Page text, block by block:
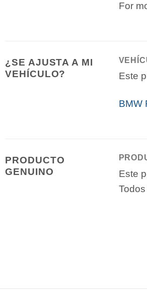
For
¿SE AJUSTA A MI
VEHÍCULO?
Este
BMW
PRODUCTO
GENUINO
Este